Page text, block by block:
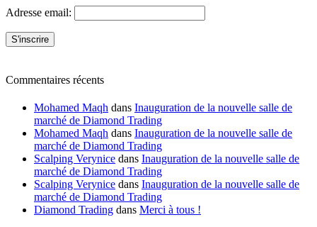
Adresse email:
Commentaires récents
Mohamed Maqh dans Inauguration de la nouvelle salle de
marché de Diamond Trading
Mohamed Maqh dans Inauguration de la nouvelle salle de
marché de Diamond Trading
Scalping Verynice dans Inauguration de la nouvelle salle de
marché de Diamond Trading
Scalping Verynice dans Inauguration de la nouvelle salle de
marché de Diamond Trading
Diamond Trading dans Merci à tous !